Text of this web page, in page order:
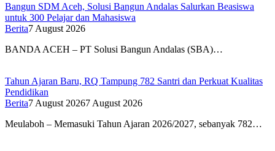
Bangun SDM Aceh, Solusi Bangun Andalas Salurkan Beasiswa
untuk 300 Pelajar dan Mahasiswa
Berita7 August 2026
BANDA ACEH – PT Solusi Bangun Andalas (SBA)…
Tahun Ajaran Baru, RQ Tampung 782 Santri dan Perkuat Kualitas
Pendidikan
Berita7 August 20267 August 2026
Meulaboh – Memasuki Tahun Ajaran 2026/2027, sebanyak 782…